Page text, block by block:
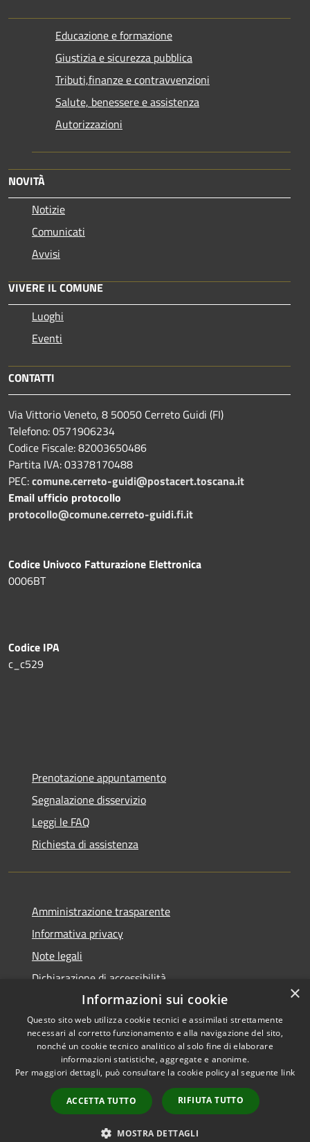
Educazione e formazione
Giustizia e sicurezza pubblica
Tributi,finanze e contravvenzioni
Salute, benessere e assistenza
Autorizzazioni
NOVITÀ
Notizie
Comunicati
Avvisi
VIVERE IL COMUNE
Luoghi
Eventi
CONTATTI
Via Vittorio Veneto, 8 50050 Cerreto Guidi (FI)
Telefono: 0571906234
Codice Fiscale: 82003650486
Partita IVA: 03378170488
PEC:comune.cerreto-guidi@postacert.toscana.it
Email ufficio protocollo
protocollo@comune.cerreto-guidi.fi.it
Codice Univoco Fatturazione Elettronica
0006BT
Codice IPA
c_c529
Prenotazione appuntamento
Segnalazione disservizio
Leggi le FAQ
Richiesta di assistenza
Amministrazione trasparente
Informativa privacy
Note legali
Dichiarazione di accessibilità
Accessibilità
Privacy
Mappa del sito
WhatsApp Cerreto
Copyright © 2026 • Comune di
Cerreto Guidi • Powered by
Municipium
Accesso
redazione
×
Informazioni sui cookie
Questo sito web utilizza cookie tecnici e assimilati strettamente
necessari al corretto funzionamento e alla navigazione del sito,
nonché un cookie tecnico analitico al solo fine di elaborare
informazioni statistiche, aggregate e anonime.
Per maggiori dettagli, può consultare la cookie policy al seguente link
ACCETTA TUTTO RIFIUTA TUTTO
MOSTRA DETTAGLI